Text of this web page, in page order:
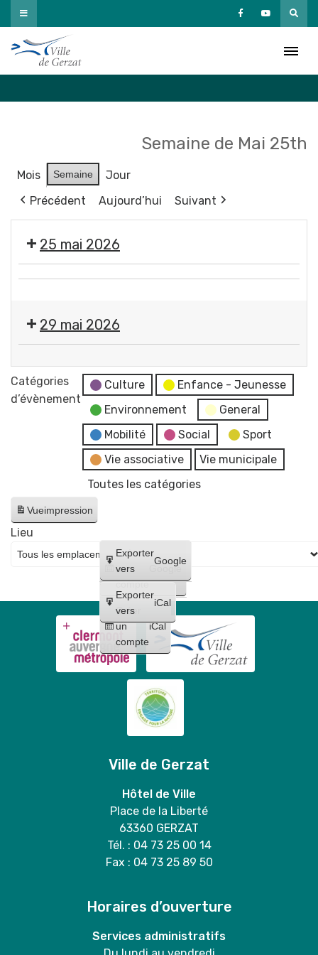
Passer
au
contenu
Semaine de Mai 25th
Mois Semaine
Jour
Précédent
Aujourd’hui Suivant
25 mai 2026
Exposition
Éclosions
Flo-
M
-
dessinatrice
services
de
la
mairie
et
29 mai 2026
"
Éclosions
dessinatrice
Catégories
d’évènement
Culture
Enfance - Jeunesse
Environnement
General
Mobilité
Social
Sport
Vie associative
Vie municipale
Toutes les catégories
Vueimpression
Créer
un
compte
Google
Créer
un
compte
iCal
Exporter
vers
Google
Exporter
vers
iCal
Lieu
Ville de Gerzat
Hôtel de Ville
Place de la Liberté
63360 GERZAT
Tél. : 04 73 25 00 14
Fax : 04 73 25 89 50
Horaires d’ouverture
Services administratifs